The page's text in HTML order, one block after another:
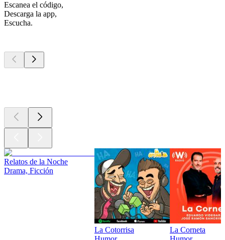
Escanea el código,
Descarga la app,
Escucha.
Relatos de la Noche
Drama, Ficción
La Cotorrisa
La Corneta